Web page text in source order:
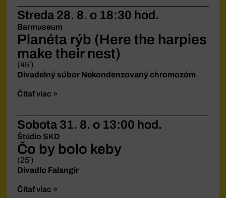
Streda 28. 8. o 18:30 hod.
Barmuseum
Planéta rýb (Here the harpies
make their nest)
(45')
Divadelný súbor Nekondenzovaný chromozóm
Čítať viac »
Sobota 31. 8. o 13:00 hod.
Štúdio SKD
Čo by bolo keby
(25')
Divadlo Falangir
Čítať viac »